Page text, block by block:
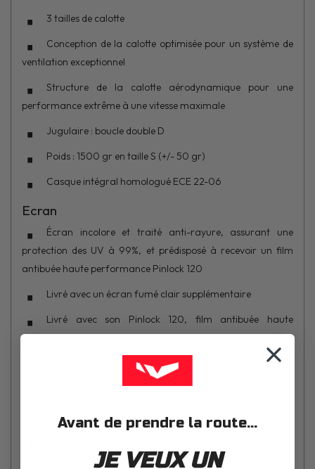
3 tailles de calotte
Conception de la calotte optimisée pour un système de
ventilation exceptionnel
Structure de la calotte aérodynamique pour une
performance extrême à une vitesse maximale
Jugulaire : boucle double D
Poids : 1500 gr en taille S (+/- 50 gr)
Casque intégral homologué ECE 22-06
Ecran
Écran incolore et traité anti-rayure, assurant une
protection des UV à 99%, et prédisposé à recevoir un film
antibuée haute performance Pinlock 120
Livré avec un écran fumé clair supplémentaire
Livré avec son Pinlock 120, film antibuée haute
performance
Système d'écran à démontage rapide
Bouton de verrouillage d'écran
Confort
avancé assurant une meilleure évacuation de l'humidité, à
Avant de prendre la route...
JE VEUX UN